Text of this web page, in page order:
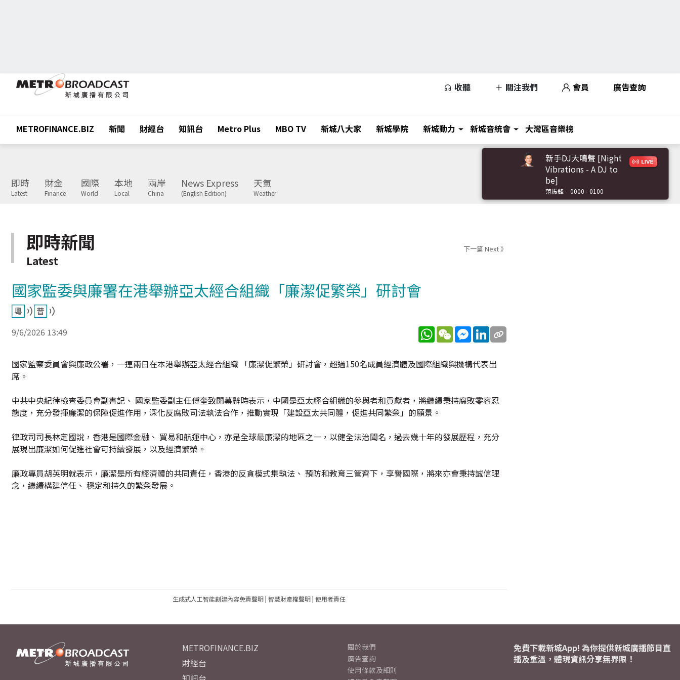
收聽 關注我們 會員 廣告查詢
METROFINANCE.BIZ 新聞 財經台 知訊台 Metro Plus MBO TV 新城八大家 新城學院 新城動力 新城音統會 大灣區音樂榜
即時
Latest
財金
Finance
國際
World
本地
Local
兩岸
China
News Express
(English Edition)
天氣
Weather
新手DJ大鳴聲 [Night
Vibrations - A DJ to
be]
范振鋒 0000 - 0100
即時新聞
Latest
下一篇 Next 》
國家監委與廉署在港舉辦亞太經合組織「廉潔促繁榮」研討會
9/6/2026 13:49 WhatsApp
WeChatMessenger
LinkedIn
國家監察委員會與廉政公署，一連兩日在本港舉辦亞太經合組織 「廉潔促繁榮」研討會，超過150名成員經濟體及國際組織與機構代表出
席。
中共中央紀律檢查委員會副書記、 國家監委副主任傅奎致開幕辭時表示，中國是亞太經合組織的參與者和貢獻者，將繼續秉持腐敗零容忍
態度，充分發揮廉潔的保障促進作用，深化反腐敗司法執法合作，推動實現「建設亞太共同體，促進共同繁榮」的願景。
律政司司長林定國說，香港是國際金融、 貿易和航運中心，亦是全球最廉潔的地區之一，以健全法治聞名，過去幾十年的發展歷程，充分
展現出廉潔如何促進社會可持續發展，以及經濟繁榮。
廉政專員胡英明就表示，廉潔是所有經濟體的共同責任，香港的反貪模式集執法、 預防和教育三管齊下，享譽國際，將來亦會秉持誠信理
念，繼續構建信任、 穩定和持久的繁榮發展。
生成式人工智能創建內容免責聲明| 智慧財產權聲明| 使用者責任
METROFINANCE.BIZ
財經台
關於我們
廣告查詢
使用條款及細則
免費下載新城App! 為你提供新城廣播節目直
播及重溫，體現資訊分享無界限！